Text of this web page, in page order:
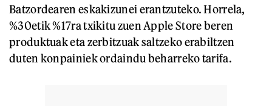
Batzordearen eskakizunei erantzuteko. Horrela,
%30etik %17ra txikitu zuen Apple Store beren
produktuak eta zerbitzuak saltzeko erabiltzen
duten konpainiek ordaindu beharreko tarifa.